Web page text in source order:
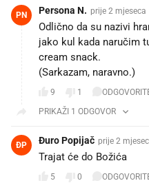
PN Persona N. prije 2 mjeseca
Odlično da su nazivi
jako kul kada naručim
cream snack.
(Sarkazam, naravno.)
9 1
PRIKAŽI 1 ODGOVOR
ĐP Đuro Popijač prije 2
Trajat će do Božića
5 0